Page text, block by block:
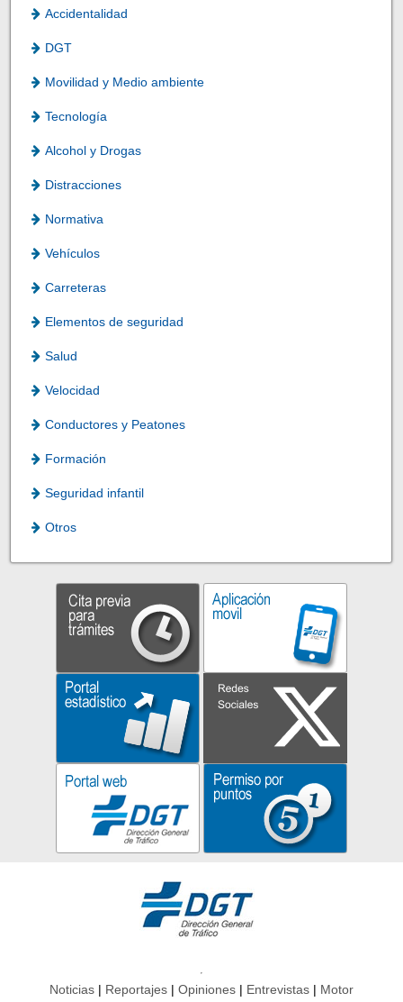
Accidentalidad
DGT
Movilidad y Medio ambiente
Tecnología
Alcohol y Drogas
Distracciones
Normativa
Vehículos
Carreteras
Elementos de seguridad
Salud
Velocidad
Conductores y Peatones
Formación
Seguridad infantil
Otros
Noticias Reportajes Opiniones Entrevistas Motor